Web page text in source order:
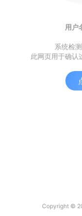
用户
系统检
此网页用于确认
Copyright ©